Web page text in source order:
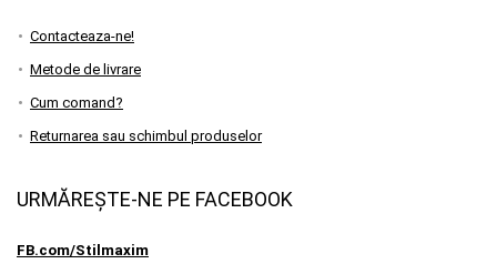
Contacteaza-ne!
Metode de livrare
Cum comand?
Returnarea sau schimbul produselor
URMĂREȘTE-NE PE FACEBOOK
FB.com/Stilmaxim